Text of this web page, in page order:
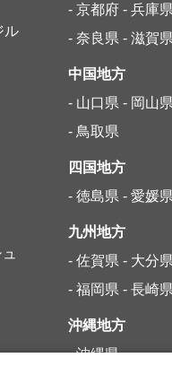
ル
- 京都府 - 兵庫県
- 奈良県 - 滋賀県
中国地方
- 山口県 - 岡山県
- 鳥取県
四国地方
- 徳島県 - 愛媛県
九州地方
- 佐賀県 - 大分県
- 福岡県 - 長崎県
沖縄地方
- 沖縄県